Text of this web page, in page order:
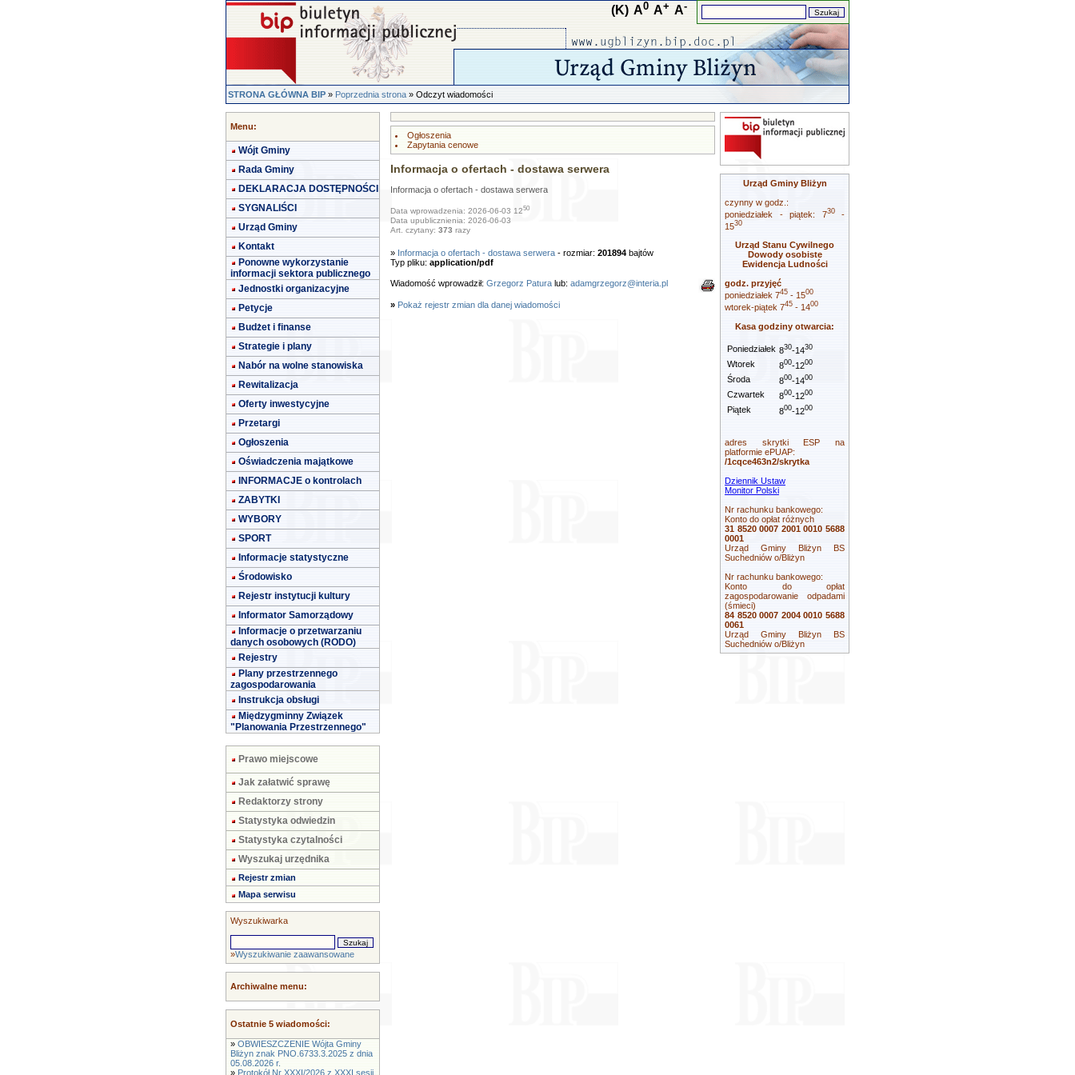
(K) A0 A+ A-
STRONA GŁÓWNA BIP»Poprzednia strona» Odczyt wiadomości
Menu:
Wójt Gminy
Rada Gminy
DEKLARACJA DOSTĘPNOŚCI
SYGNALIŚCI
Urząd Gminy
Kontakt
Ponowne wykorzystanie
informacji sektora publicznego
Jednostki organizacyjne
Petycje
Budżet i finanse
Strategie i plany
Nabór na wolne stanowiska
Rewitalizacja
Oferty inwestycyjne
Przetargi
Ogłoszenia
Oświadczenia majątkowe
INFORMACJE o kontrolach
ZABYTKI
WYBORY
SPORT
Informacje statystyczne
Środowisko
Rejestr instytucji kultury
Informator Samorządowy
Informacje o przetwarzaniu
danych osobowych (RODO)
Rejestry
Plany przestrzennego
zagospodarowania
Instrukcja obsługi
Międzygminny Związek
"Planowania Przestrzennego"
Prawo miejscowe
Jak załatwić sprawę
Redaktorzy strony
Statystyka odwiedzin
Statystyka czytalności
Wyszukaj urzędnika
Rejestr zmian
Mapa serwisu
Wyszukiwarka
»Wyszukiwanie zaawansowane
Archiwalne menu:
Ostatnie 5 wiadomości:
» OBWIESZCZENIE Wójta Gminy
Bliżyn znak PNO.6733.3.2025 z dnia
05.08.2026 r.
» Protokół Nr XXXI/2026 z XXXI sesji
Ogłoszenia
Zapytania cenowe
Informacja o ofertach - dostawa serwera
Informacja o ofertach - dostawa serwera
Data wprowadzenia: 2026-06-03 1250
Data upublicznienia: 2026-06-03
Art. czytany: 373 razy
» Informacja o ofertach - dostawa serwera- rozmiar: 201894bajtów
Typ pliku: application/pdf
Wiadomość wprowadził: Grzegorz Paturalub: adamgrzegorz@interia.pl
» Pokaż rejestr zmian dla danej wiadomości
Urząd Gminy Bliżyn
czynny w godz.:
poniedziałek - piątek: 730-
1530
Urząd Stanu Cywilnego
Dowody osobiste
Ewidencja Ludności
godz. przyjęć
poniedziałek 745 - 1500
wtorek-piątek 745 - 1400
Kasa godziny otwarcia:
Poniedziałek 830-1430
Wtorek 800-1200
Środa 800-1400
Czwartek 800-1200
Piątek 800-1200
adres skrytki ESP na
platformie ePUAP:
/1cqce463n2/skrytka
Dziennik Ustaw
Monitor Polski
Nr rachunku bankowego:
Konto do opłat różnych
31 8520 0007 2001 0010 5688
0001
Urząd Gminy Bliżyn BS
Suchedniów o/Bliżyn
Nr rachunku bankowego:
Konto do opłat
zagospodarowanie odpadami
(śmieci)
84 8520 0007 2004 0010 5688
0061
Urząd Gminy Bliżyn BS
Suchedniów o/Bliżyn